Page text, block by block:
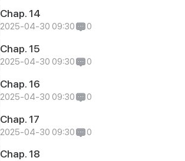
Chap. 14
2025-04-30 09:30 0
Chap. 15
2025-04-30 09:30 0
Chap. 16
2025-04-30 09:30 0
Chap. 17
2025-04-30 09:30 0
Chap. 18